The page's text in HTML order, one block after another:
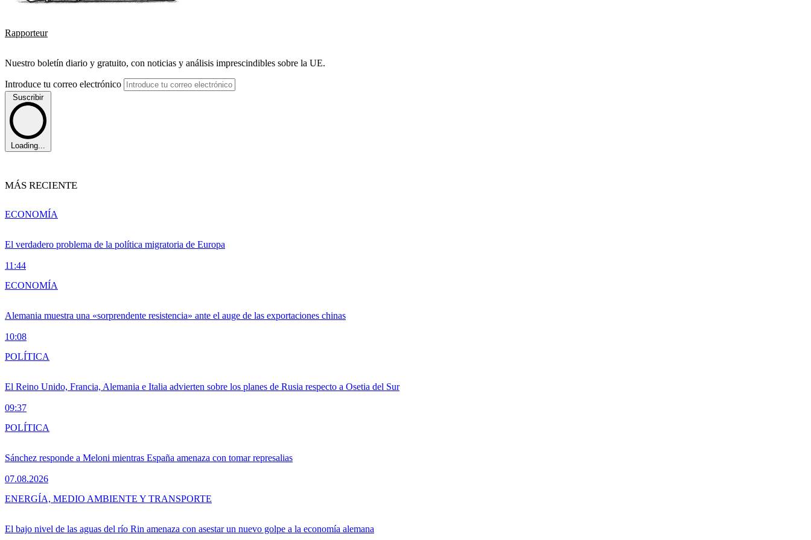
Rapporteur
Nuestro boletín diario y gratuito, con noticias y análisis imprescindibles sobre la UE.
Introduce tu correo electrónico
Suscribir
Loading...
MÁS RECIENTE
El verdadero problema de la política migratoria de Europa
11:44
ECONOMÍA
Alemania muestra una «sorprendente resistencia» ante el auge de las exportaciones chinas
10:08
ECONOMÍA
El Reino Unido, Francia, Alemania e Italia advierten sobre los planes de Rusia respecto a Osetia del Sur
09:37
POLÍTICA
Sánchez responde a Meloni mientras España amenaza con tomar represalias
07.08.2026
POLÍTICA
El bajo nivel de las aguas del río Rin amenaza con asestar un nuevo golpe a la economía alemana
ENERGÍA, MEDIO AMBIENTE Y TRANSPORTE